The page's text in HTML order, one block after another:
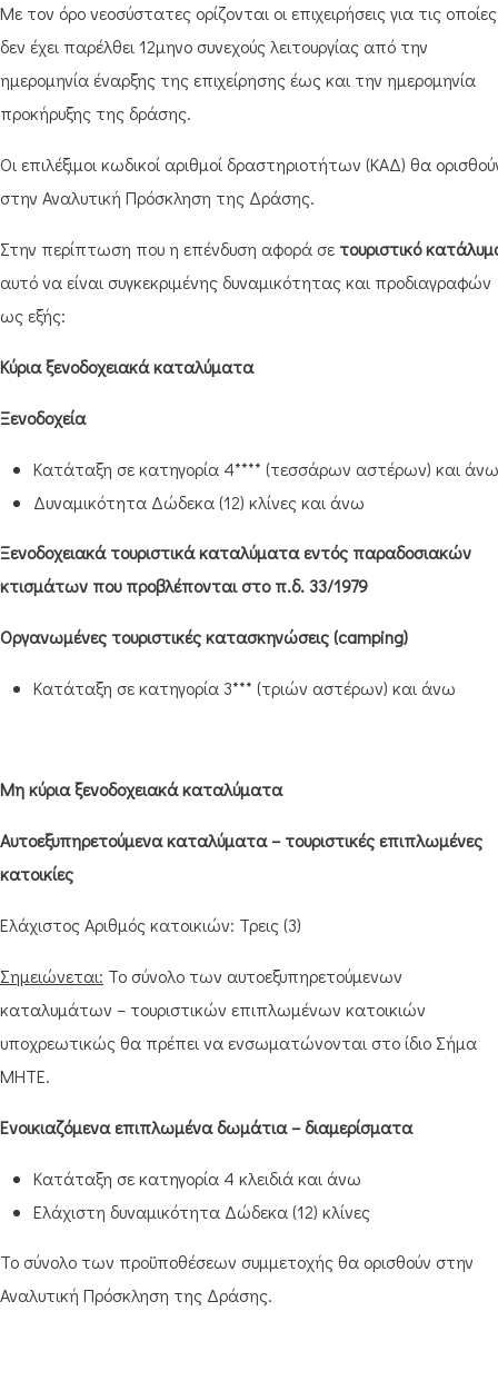
Με τον όρο νεοσύστατες ορίζονται οι επιχειρήσεις για τις οποίες
δεν έχει παρέλθει 12μηνο συνεχούς λειτουργίας από την
ημερομηνία έναρξης της επιχείρησης έως και την ημερομηνία
προκήρυξης της δράσης.
Οι επιλέξιμοι κωδικοί αριθμοί δραστηριοτήτων (ΚΑΔ) θα
στην Αναλυτική Πρόσκληση της Δράσης.
Στην περίπτωση που η επένδυση αφορά σε τουριστικό
αυτό να είναι συγκεκριμένης δυναμικότητας και προδιαγραφών
ως εξής:
Κύρια ξενοδοχειακά καταλύματα
Ξενοδοχεία
Κατάταξη σε κατηγορία 4**** (τεσσάρων αστέρων) και άνω
Δυναμικότητα Δώδεκα (12) κλίνες και άνω
Ξενοδοχειακά τουριστικά καταλύματα εντός παραδοσιακών
κτισμάτων που προβλέπονται στο π.δ. 33/1979
Οργανωμένες τουριστικές κατασκηνώσεις (camping)
Κατάταξη σε κατηγορία 3*** (τριών αστέρων) και άνω
Μη κύρια ξενοδοχειακά καταλύματα
Αυτοεξυπηρετούμενα καταλύματα – τουριστικές επιπλωμένες
κατοικίες
Ελάχιστος Αριθμός κατοικιών: Τρεις (3)
Σημειώνεται: Το σύνολο των αυτοεξυπηρετούμενων
καταλυμάτων – τουριστικών επιπλωμένων κατοικιών
υποχρεωτικώς θα πρέπει να ενσωματώνονται στο ίδιο Σήμα
MHTE.
Ενοικιαζόμενα επιπλωμένα δωμάτια – διαμερίσματα
Κατάταξη σε κατηγορία 4 κλειδιά και άνω
Ελάχιστη δυναμικότητα Δώδεκα (12) κλίνες
Το σύνολο των προϋποθέσεων συμμετοχής θα ορισθούν στην
Αναλυτική Πρόσκληση της Δράσης.